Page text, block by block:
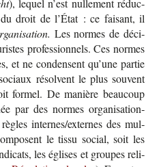
), lequel n’est nul­le­ment réduc­
droit de l’État : ce fai­sant, il
Les normes de déci­
pro­fes­sion­nels. Ces normes
et ne condensent qu’une par­tie
résolvent le plus sou­vent
for­mel. De manière beau­coup
par des normes orga­ni­sa­tion­
internes/externes des mul­
le tissu social, soit les
les églises et groupes reli­